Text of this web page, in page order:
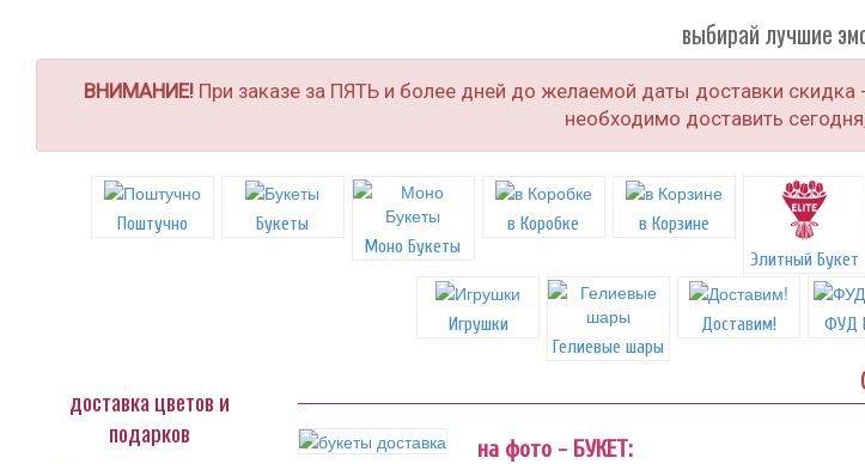
выбирай лучшие
ВНИМАНИЕ! При заказе за ПЯТЬ и более дней до желаемой даты доставки скидка
необходимо доставить
Поштучно
Букеты
Моно Букеты
в Коробке
в Корзине
Элитный Букет
Игрушки
Гелиевые шары
Доставим! ФУД
доставка цветов и
подарков
на фото - БУКЕТ: